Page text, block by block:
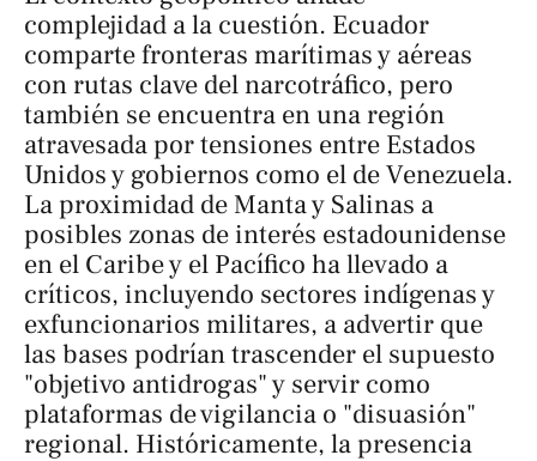
complejidad a la cuestión. Ecuador
comparte fronteras marítimas y aéreas
con rutas clave del narcotráfico, pero
también se encuentra en una región
atravesada por tensiones entre Estados
Unidos y gobiernos como el de Venezuela.
La proximidad de Manta y Salinas a
posibles zonas de interés estadounidense
en el Caribe y el Pacífico ha llevado a
críticos, incluyendo sectores indígenas y
exfuncionarios militares, a advertir que
las bases podrían trascender el supuesto
"objetivo antidrogas" y servir como
plataformas de vigilancia o "disuasión"
regional. Históricamente, la presencia